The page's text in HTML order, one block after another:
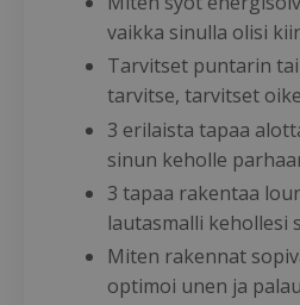
vaikka sinulla olisi
Tarvitset puntarin tai
tarvitse, tarvitset
3 erilaista tapaa
sinun keholle
3 tapaa rakentaa
lautasmalli kehollesi
Miten rakennat
optimoi unen ja